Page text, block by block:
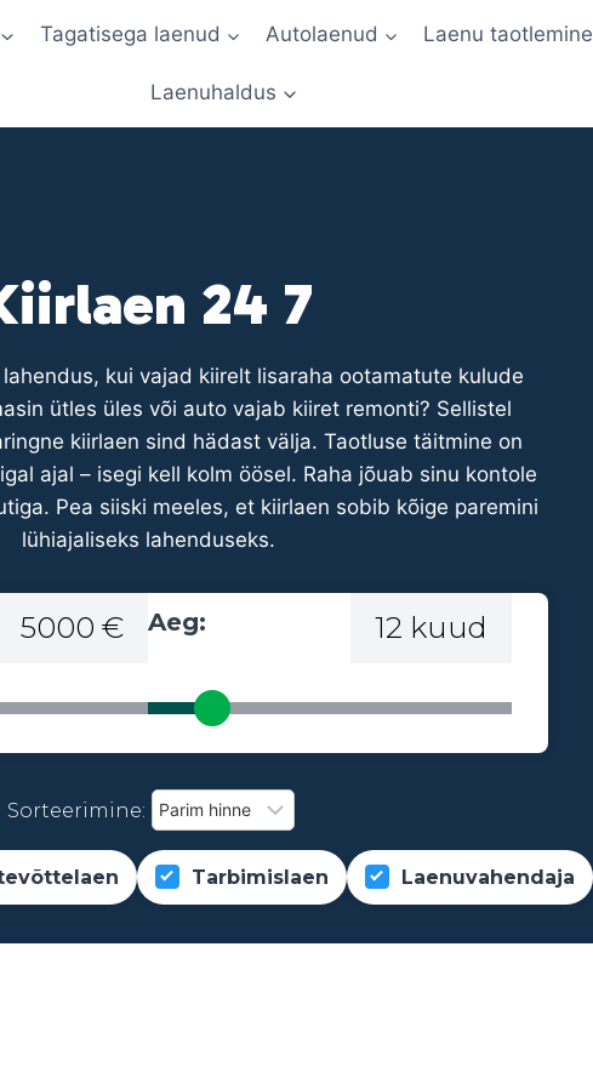
Tagatisega laenud Autolaenud Laenu taotlemine
Laenuhaldus
24 7
kui vajad kiirelt lisaraha ootamatute kulude
ütles üles või auto vajab kiiret remonti? Sellistel
kiirlaen sind hädast välja. Taotluse täitmine on
ajal – isegi kell kolm öösel. Raha jõuab sinu kontole
Pea siiski meeles, et kiirlaen sobib kõige paremini
lühiajaliseks lahenduseks.
5000 € Aeg: 12 kuud
Sorteerimine:
Tarbimislaen Laenuvahendaja